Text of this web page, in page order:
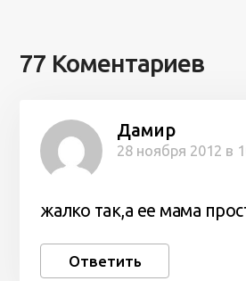
77 Коментариев
Дамир
28 ноября 2012 в
жалко так,а ее мама
Ответить